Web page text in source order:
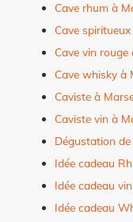
Cave rhum à
Cave
Cave vin
Cave whisky à
Caviste à
Caviste vin à
Dégustation
Idée cadeau
Idée cadeau
Idée cadeau